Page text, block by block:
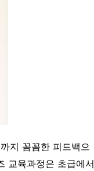
지 꼼꼼한 피드백으
교육과정은 초급에서